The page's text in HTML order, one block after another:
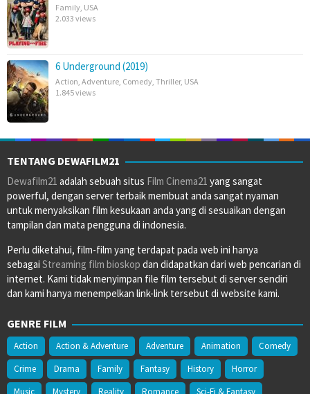
Family, USA
2.033 views
6 Underground (2019)
Action, Adventure, Comedy, Thriller, USA
1.845 views
TENTANG DEWAFILM21
Dewafilm21 adalah sebuah situs Film Cinema21 yang sangat
powerful, dengan server terbaik membuat anda sangat nyaman
untuk menyaksikan film kesukaan anda yang di sesuaikan dengan
tampilan dan mata pengguna di indonesia.
Perlu diketahui, film-film yang terdapat pada web ini hanya
sebagai Streaming film bioskop dan didapatkan dari web pencarian di
internet. Kami tidak menyimpan file film tersebut di server sendiri
dan kami hanya menempelkan link-link tersebut di website kami.
GENRE FILM
Action Action & Adventure Adventure Animation
Comedy
Crime
Drama Family Fantasy History
Horror